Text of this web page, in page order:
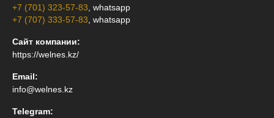
+7 (701) 323-57-83 , whatsapp
+7 (707) 333-57-83 , whatsapp
Сайт компании:
https://welnes.kz/
Email:
info@welnes.kz
Telegram: